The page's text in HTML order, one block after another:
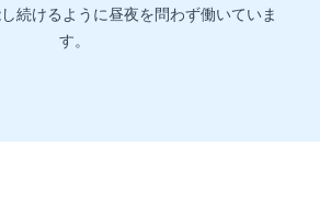
続けるように昼夜を問わず働いていま
す。